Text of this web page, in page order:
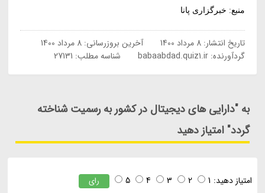
منبع: خبرگزاری پانا
تاریخ انتشار:8 مرداد 1400 آخرین بروزرسانی:8 مرداد 1400
گردآورنده:babaabdad.quiz1.ir شناسه مطلب: 27131
به "دارایی های دیجیتال در کشور به رسمیت شناخته
گردد" امتیاز دهید
امتیاز دهید: 1
2
3
4
5 رای